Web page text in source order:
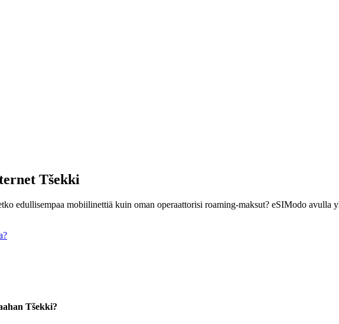
Tšekki
edullisempaa mobiilinettiä kuin oman operaattorisi roaming-maksut? eSIModo
Tšekki?